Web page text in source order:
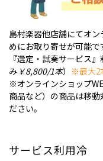
島村楽器他店舗にてオ
めにお取り寄せが可能で
『選定・試奏サービス
み ￥8,800/1本） ※最大2
※オンラインショップ
商品など）の商品は移
ださい。
サービス利用冷